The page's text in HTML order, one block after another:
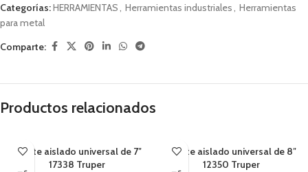
Categorías:HERRAMIENTAS, Herramientas industriales, Herramientas
para metal
Comparte:
Productos relacionados
Alicate aislado universal de 7″
17338 Truper
Alicate aislado universal de 8″
12350 Truper